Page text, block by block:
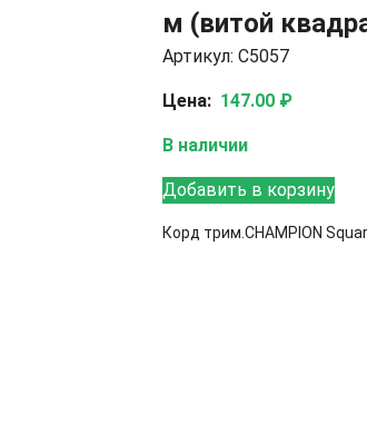
м (витой
Артикул: C5057
Цена: 147.00 ₽
В наличии
Добавить в корзину
Корд трим.CHAMPION